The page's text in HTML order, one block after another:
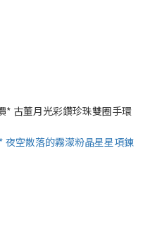
* 古董月光彩鑽珍珠雙圈手環